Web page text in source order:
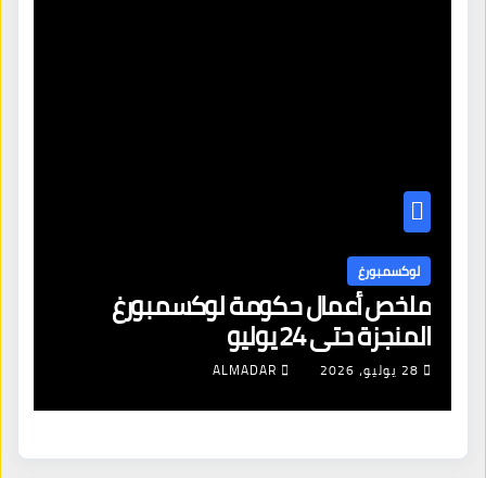
لوكسمبورغ
ملخص أعمال حكومة لوكسمبورغ
المنجزة حتى 24 يوليو
28 يوليو، 2026 ALMADAR